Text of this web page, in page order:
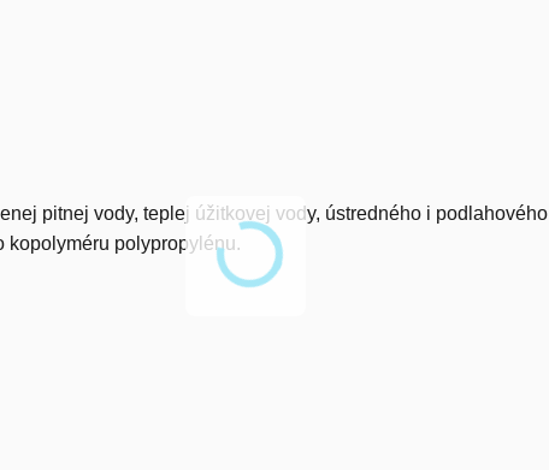
pitnej vody, teplej úžitkovej vody, ústredného i podlahového
kopolyméru polypropylénu.